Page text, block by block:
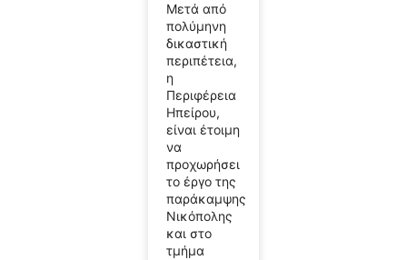
Μετά από
πολύμηνη
δικαστική
περιπέτεια,
η
Περιφέρεια
Ηπείρου,
είναι έτοιμη
να
προχωρήσει
το έργο της
παράκαμψης
Νικόπολης
και στο
τμήμα